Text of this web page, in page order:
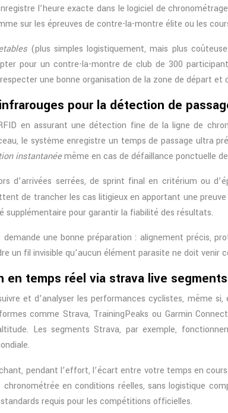
l’heure exacte dans le logiciel de
sur les épreuves de contre-la-montre élite ou les
(plus simples logistiquement, mais plus
pour un contre-la-montre de club de 300
une bonne organisation de la zone de départ et
pour la détection de
en assurant une détection fine de la ligne de
le système enregistre un temps de passage ultra
instantanéemême en cas de défaillance ponctuelle
d’arrivées serrées, de sprint final en critérium ou
de trancher les cas litigieux en apportant une
supplémentaire pour garantir la fiabilité des résultats.
une bonne préparation : alignement précis,
un fil invisible qu’aucun élément parasite ne doit
en temps réel via strava live segments
et d’analyser les performances cyclistes, même
comme Strava, TrainingPeaks ou Garmin
Les segments Strava, par exemple,
pendant l’effort, l’écart entre votre temps en
en conditions réelles, sans logistique
requis pour les compétitions officielles.